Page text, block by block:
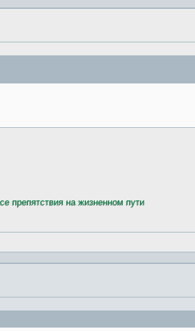
препятствия на жизненном пути